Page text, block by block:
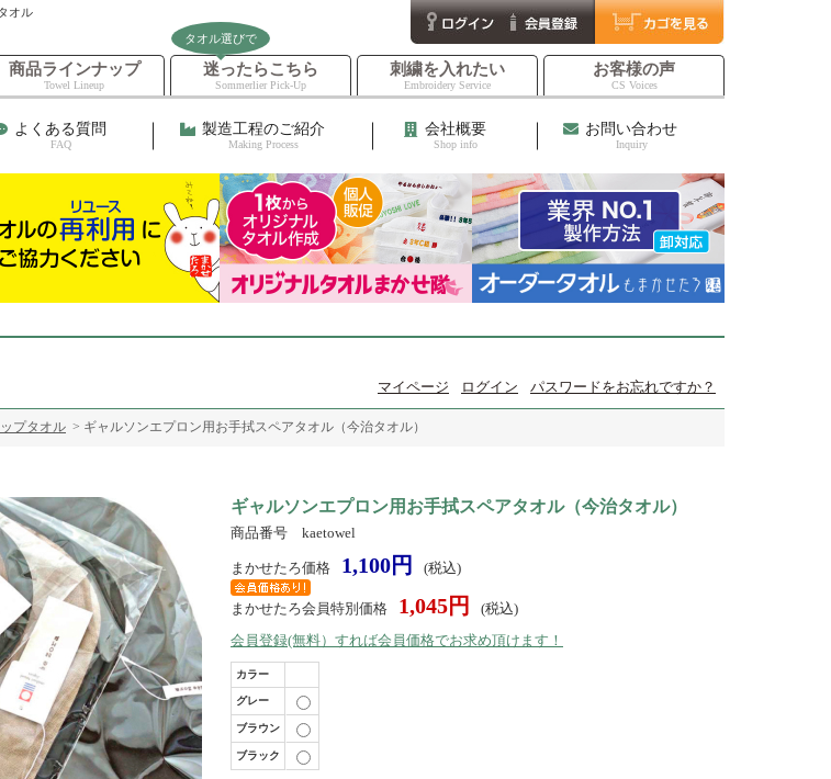
オル
商品ラインナップ
Towel Lineup
迷ったらこちら
Sommerlier Pick-Up
タオル選びで
刺繍を入れたい
Embroidery Service
お客様の声
CS Voices
よくある質問
FAQ
製造工程のご紹介
Making Process
会社概要
Shop info
お問い合わせ
Inquiry
マイページ
ログイン パスワードをお忘れですか？
プタオル > ギャルソンエプロン用お手拭スペアタオル（今治タオル）
ギャルソンエプロン用お手拭スペアタオル（今治タオル）
商品番号 kaetowel
まかせたろ価格 1,100円 (税込)
まかせたろ会員特別価格 1,045円
(税込)
会員登録(無料）すれば会員価格でお求め頂けます！
カラー
グレー
ブラウン
ブラック